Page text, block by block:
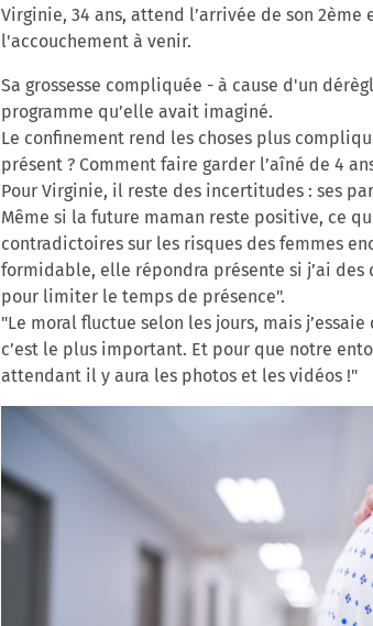
Virginie, 34 ans, attend l’arrivée de son
l'accouchement à venir.
Sa grossesse compliquée - à cause d'un
programme qu’elle avait imaginé.
Le confinement rend les choses plus
présent ? Comment faire garder l’aîné de 4
Pour Virginie, il reste des incertitudes : ses
Même si la future maman reste positive, ce
contradictoires sur les risques des femmes
formidable, elle répondra présente si j’ai
pour limiter le temps de présence".
"Le moral fluctue selon les jours, mais
c’est le plus important. Et pour que notre
attendant il y aura les photos et les vidéos !"